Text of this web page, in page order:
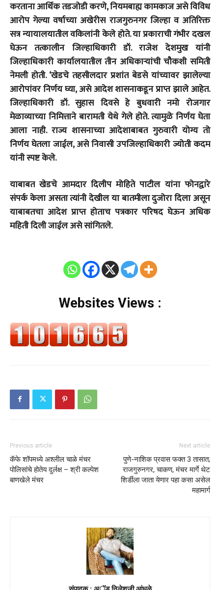
करताना आर्थिक तडजोडी करणे, नियमबाह्य कामकाज असे विविध
आरोप गेल्या वर्षाच्या अखेरीस राजगुरुनगर जिल्हा व अतिरिक्त
सत्र न्यायालयातील वकिलांनी केले होते. या प्रकाराची गंभीर दखल
घेऊन तत्कालीन जिल्हाधिकारी डॉ. राजेश देशमुख यांनी
जिल्हाधिकारी कार्यालयातील तीन अधिकाऱ्यांची चौकशी समिती
नेमली होती. ‘खेडचे तहसीलदार प्रशांत बेडसे यांच्यावर झालेल्या
आरोपांवर निर्णय घ्या, असे आदेश शासनाकडून प्राप्त झाले आहेत.
जिल्हाधिकारी डॉ. सुहास दिवसे हे बुधवारी नमो रोजगार
मेळाव्याच्या निमित्ताने बारामती येथे गेले होते. त्यामुळे निर्णय घेता
आला नाही. राज्य शासनाच्या आदेशाबाबत गुरुवारी योग्य तो
निर्णय घेतला जाईल, असे निवासी उपजिल्हाधिकारी ज्योती कदम
यांनी स्पष्ट केले.
याबाबत खेडचे आमदार दिलीप मोहिते पाटील यांना फोनद्वारे
संपर्क केला असता त्यांनी देखील या बातमीला दुजोरा दिला असून
याबाबतचा आदेश प्राप्त होताच पत्रकार परिषद घेऊन अधिक
महिती दिली जाईल असे सांगितले.
Websites Views :
Previous article
कॅफे शॉपमध्ये अश्लील चाळे मंचर
पोलिसांचे होतेय दुर्लक्ष – श्री कल्पेश
बाणखेले मंचर
Next article
पुणे-नाशिक प्रवास फक्त 3 तासात;
राजगुरुनगर, चाकण, मंचर मार्गे थेट
शिर्डीला जाता येणार पहा कसा असेल
महामार्ग